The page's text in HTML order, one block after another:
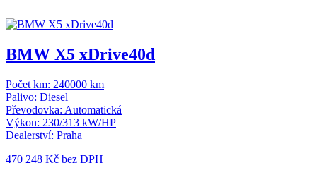
BMW X5 xDrive40d
Počet km: 240000 km
Palivo: Diesel
Převodovka: Automatická
Výkon: 230/313 kW/HP
Dealerství: Praha
470 248 Kč bez DPH